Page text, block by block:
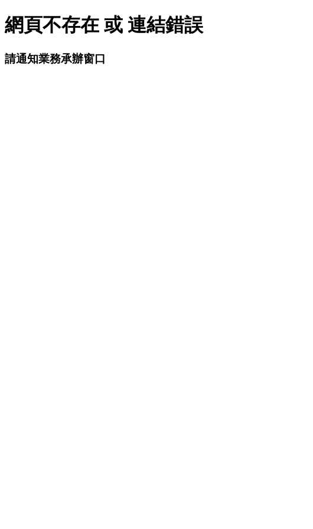
網頁不存在 或 連結錯誤
請通知業務承辦窗口